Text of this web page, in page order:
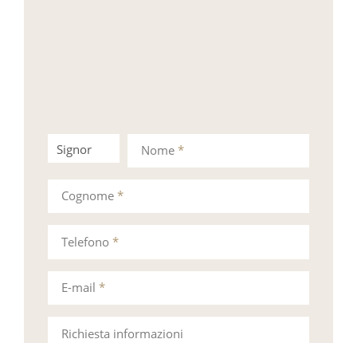
Signor Signora
Nome *
Telefono *
Richiesta informazioni
Cognome *
E-mail *